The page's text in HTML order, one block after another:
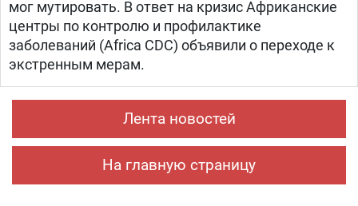
мог мутировать. В ответ на кризис Африканские
центры по контролю и профилактике
заболеваний (Africa CDC) объявили о переходе к
экстренным мерам.
Лента новостей
На главную страницу